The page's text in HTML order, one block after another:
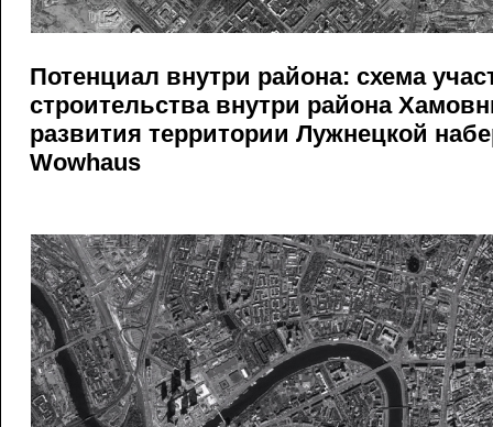
Потенциал внутри района: схема
строительства внутри района
развития территории Лужнецкой
Wowhaus